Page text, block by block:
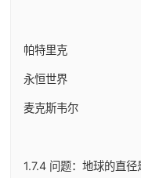
帕特里克
永恒世界
麦克斯韦尔
1.7.4 问题：地球的直径